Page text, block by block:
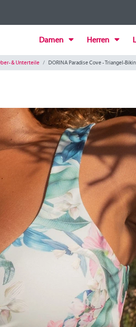
Damen Herren
& Unterteile DORINA Paradise Cove - Triangel-